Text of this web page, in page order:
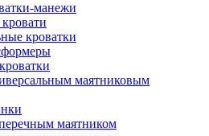
манежи
кроватки
маятниковым
маятником